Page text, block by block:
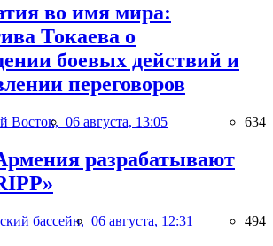
во имя мира:
Токаева о
боевых действий и
переговоров
Восток, 06 августа, 13:05 634
разрабатывают
бассейн, 06 августа, 12:31 494